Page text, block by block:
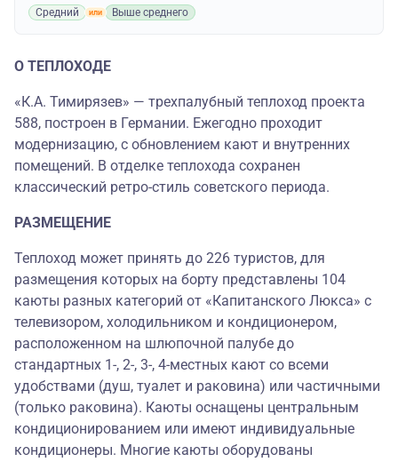
Средний Выше среднего
О ТЕПЛОХОДЕ
«К.А. Тимирязев» — трехпалубный теплоход проекта
588, построен в Германии. Ежегодно проходит
модернизацию, с обновлением кают и внутренних
помещений. В отделке теплохода сохранен
классический ретро-стиль советского периода.
РАЗМЕЩЕНИЕ
Теплоход может принять до 226 туристов, для
размещения которых на борту представлены 104
каюты разных категорий от «Капитанского Люкса» c
телевизором, холодильником и кондиционером,
расположенном на шлюпочной палубе до
стандартных 1-, 2-, 3-, 4-местных кают со всеми
удобствами (душ, туалет и раковина) или частичными
(только раковина). Каюты оснащены центральным
кондиционированием или имеют индивидуальные
кондиционеры. Многие каюты оборудованы